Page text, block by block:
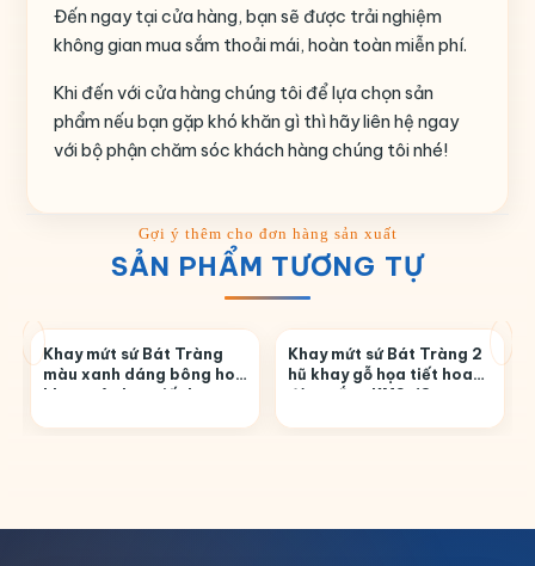
Đến ngay tại cửa hàng, bạn sẽ được trải nghiệm
không gian mua sắm thoải mái, hoàn toàn miễn phí.
Khi đến với cửa hàng chúng tôi để lựa chọn sản
phẩm nếu bạn gặp khó khăn gì thì hãy liên hệ ngay
với bộ phận chăm sóc khách hàng chúng tôi nhé!
SẢN PHẨM TƯƠNG TỰ
Khay mứt sứ Bát Tràng
màu xanh dáng bông hoa
khay mây họa tiết hoa
Khay mứt sứ Bát Tràng 2
hũ khay gỗ họa tiết hoa
đào trắng KMS-18